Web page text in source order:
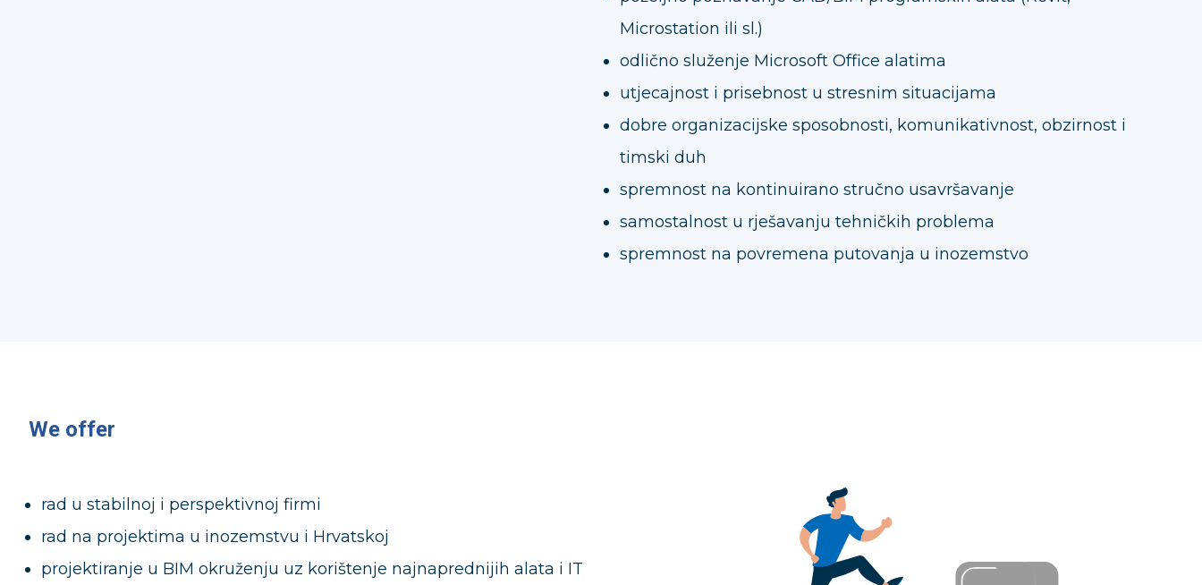
Microstation ili sl.)
odlično služenje Microsoft Office alatima
utjecajnost i prisebnost u stresnim situacijama
dobre organizacijske sposobnosti, komunikativnost, obzirnost i
timski duh
spremnost na kontinuirano stručno usavršavanje
samostalnost u rješavanju tehničkih problema
spremnost na povremena putovanja u inozemstvo
We offer
rad u stabilnoj i perspektivnoj firmi
rad na projektima u inozemstvu i Hrvatskoj
projektiranje u BIM okruženju uz korištenje najnaprednijih alata i IT